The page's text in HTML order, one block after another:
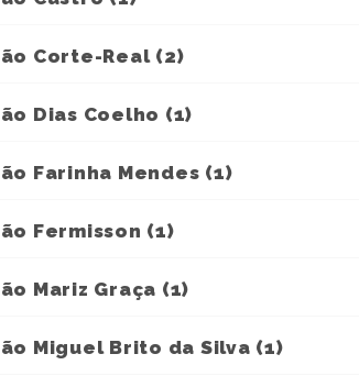
Corte-Real (2)
Dias Coelho (1)
Farinha Mendes (1)
Fermisson (1)
Mariz Graça (1)
Miguel Brito da Silva (1)